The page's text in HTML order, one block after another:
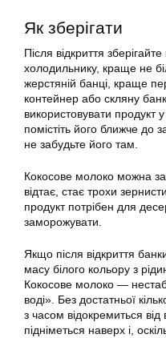
Як зберігати
Після відкриття
холодильнику, краще не
жерстяній банці, краще
контейнер або скляну
використовувати продукт
помістіть його ближче до
не забудьте його там.
Кокосове молоко можна
відтає, стає трохи
продукт потрібен для
заморожувати.
Якщо після відкриття
масу білого кольору з
Кокосове молоко —
воді». Без достатньої
з часом відокремиться
підніметься наверх і,